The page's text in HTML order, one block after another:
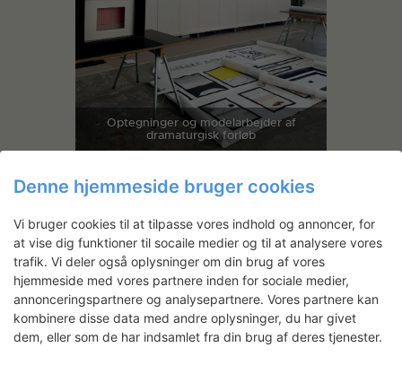
Optegninger og modelarbejder af
dramaturgisk forløb
Andre projekter
Denne hjemmeside bruger cookies
Vi bruger cookies til at tilpasse vores indhold og annoncer, for
at vise dig funktioner til socaile medier og til at analysere vores
trafik. Vi deler også oplysninger om din brug af vores
hjemmeside med vores partnere inden for sociale medier,
annonceringspartnere og analysepartnere. Vores partnere kan
kombinere disse data med andre oplysninger, du har givet
dem, eller som de har indsamlet fra din brug af deres tjenester.